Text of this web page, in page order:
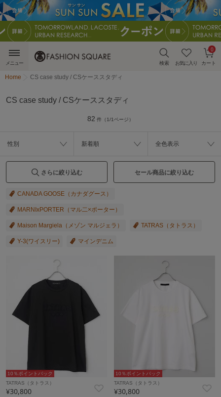
検索 お気に入り カート
0
メニュー
Home CS case study / CSケーススタディ
CS case study / CSケーススタディ
82 件（1/1ページ）
性別 新着順 全色表示
さらに絞り込む セール商品に絞り込む
CANADA GOOSE（カナダグース）
MARNIxPORTER（マル二×ポーター）
Maison Margiela（メゾン マルジェラ） TATRAS（タトラス）
Y-3(ワイスリー) マインデニム
10％ポイントバック
TATRAS（タトラス）
¥30,800
10％ポイントバック
TATRAS（タトラス）
¥30,800